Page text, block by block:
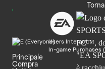
Users Interact
In-game Purchases
Principale
Compra